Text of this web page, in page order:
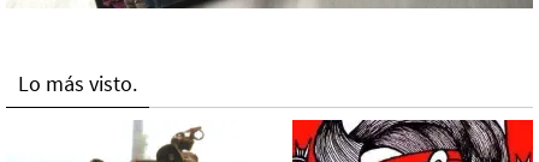
Lo más visto.